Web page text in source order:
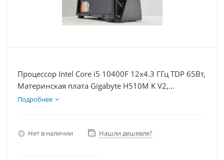
Процессор Intel Core i5 10400F 12x4.3 ГГц TDP 65Вт,
Материнская плата Gigabyte H510M K V2,
Видеокарта RTX 3060 8Гб, Память DDR4 16Gb,
Подробнее
Нет в наличии Нашли дешевле?